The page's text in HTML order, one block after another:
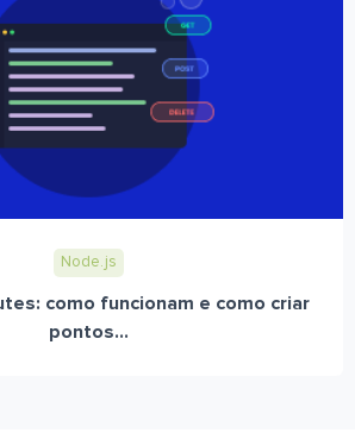
Node.js
como funcionam e como criar
pontos...